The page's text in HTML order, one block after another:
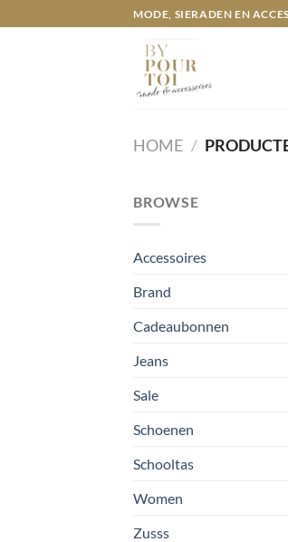
naar
MODE, SIERADEN EN
HOME /
BROWSE
Accessoires
Brand
Cadeaubonnen
Jeans
Sale
Schoenen
Schooltas
Women
Zusss